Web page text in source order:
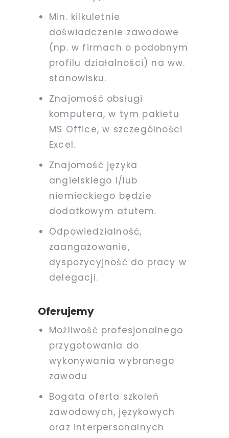
Min. kilkuletnie
doświadczenie zawodowe
(np. w firmach o podobnym
profilu działalności) na ww.
stanowisku.
Znajomość obsługi
komputera, w tym pakietu
MS Office, w szczególności
Excel.
Znajomość języka
angielskiego i/lub
niemieckiego będzie
dodatkowym atutem.
Odpowiedzialność,
zaangażowanie,
dyspozycyjność do pracy w
delegacji.
Oferujemy
Możliwość profesjonalnego
przygotowania do
wykonywania wybranego
zawodu
Bogata oferta szkoleń
zawodowych, językowych
oraz interpersonalnych